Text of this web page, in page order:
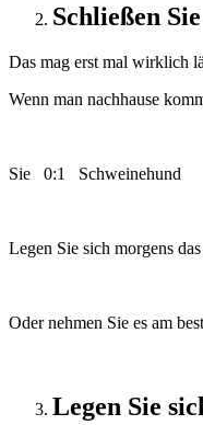
Schließen
Das mag erst mal wirklich
Wenn man nachhause
Sie 0:1 Schweinehund
Legen Sie sich morgens
Oder nehmen Sie es am
Legen Sie